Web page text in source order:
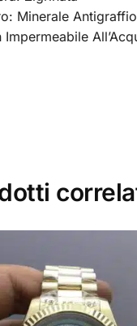
Minerale Antigraffio
Impermeabile